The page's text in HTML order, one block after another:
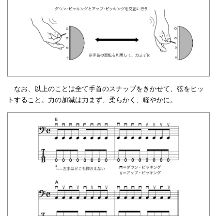
なお、以上のことは全て手首のスナップをきかせて、弦をヒッ
トすること。力の加減は力まず、柔らかく、軽やかに。